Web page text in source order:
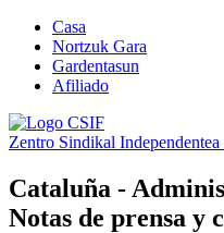
Casa
Nortzuk Gara
Gardentasun
Afiliado
Zentro Sindikal
Cataluña -
Notas de prensa y